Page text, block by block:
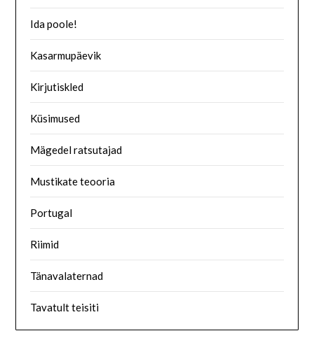
Ida poole!
Kasarmupäevik
Kirjutiskled
Küsimused
Mägedel ratsutajad
Mustikate teooria
Portugal
Riimid
Tänavalaternad
Tavatult teisiti